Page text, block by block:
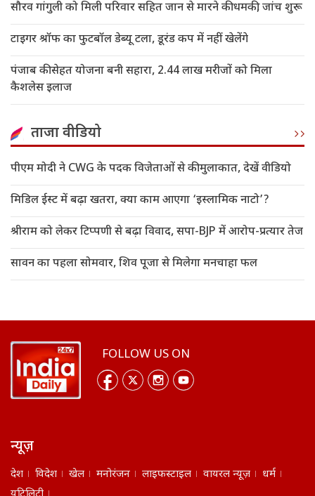
सौरव गांगुली को मिली परिवार सहित जान से मारने की धमकी, जांच शुरू
टाइगर श्रॉफ का फुटबॉल डेब्यू टला, डूरंड कप में नहीं खेलेंगे
पंजाब की सेहत योजना बनी सहारा, 2.44 लाख मरीजों को मिला
कैशलेस इलाज
ताजा वीडियो
पीएम मोदी ने CWG के पदक विजेताओं से की मुलाकात, देखें वीडियो
मिडिल ईस्ट में बढ़ा खतरा, क्या काम आएगा ‘इस्लामिक नाटो’?
श्रीराम को लेकर टिप्पणी से बढ़ा विवाद, सपा-BJP में आरोप-प्रत्यार तेज
सावन का पहला सोमवार, शिव पूजा से मिलेगा मनचाहा फल
FOLLOW US ON
न्यूज़
देश विदेश खेल मनोरंजन लाइफस्टाइल वायरल न्यूज़
धर्म